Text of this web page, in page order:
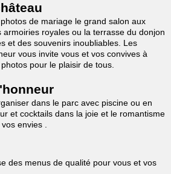
de mariage le grand salon aux
armoiries royales ou la terrasse du donjon
et des souvenirs inoubliables. Les
vous invite vous et vos convives à
pour le plaisir de tous.
dans le parc avec piscine ou en
et cocktails dans la joie et le romantisme
envies .
des menus de qualité pour vous et vos